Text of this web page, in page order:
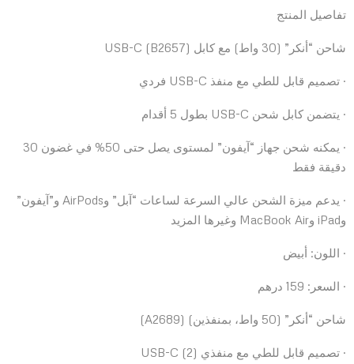
تفاصيل المنتج
شاحن “أنكر” (30 واط) مع كابل USB-C (B2657)
· تصميم قابل للطي مع منفذ USB-C فردي
· يتضمن كابل شحن USB-C بطول 5 أقدام
· يمكنه شحن جهاز “آيفون” لمستوى يصل حتى 50% في غضون 30
دقيقة فقط
· يدعم ميزة الشحن عالي السرعة لساعات “آبل” وAirPods و”آيفون”
وiPad وMacBook Air وغيرها المزيد
· اللون: أبيض
· السعر: 159 درهم
شاحن “أنكر” (50 واط، بمنفذين) (A2689)
· تصميم قابل للطي مع منفذي (2) USB-C